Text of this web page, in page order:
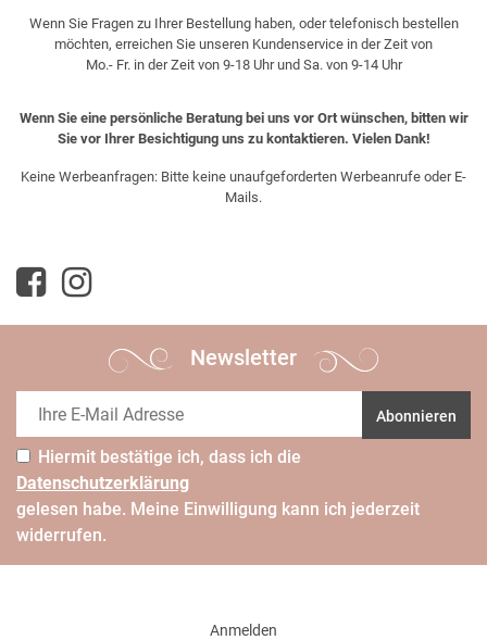
Wenn Sie Fragen zu Ihrer Bestellung haben, oder telefonisch bestellen
möchten, erreichen Sie unseren Kundenservice in der Zeit von
Mo.- Fr. in der Zeit von 9-18 Uhr und Sa. von 9-14 Uhr
Wenn Sie eine persönliche Beratung bei uns vor Ort wünschen, bitten wir
Sie vor Ihrer Besichtigung uns zu kontaktieren. Vielen Dank!
Keine Werbeanfragen: Bitte keine unaufgeforderten Werbeanrufe oder E-
Mails.
Newsletter
Abonnieren
Hiermit bestätige ich, dass ich die
Daten­schutz­erklärung
gelesen habe. Meine Einwilligung kann ich jederzeit
widerrufen.
Anmelden